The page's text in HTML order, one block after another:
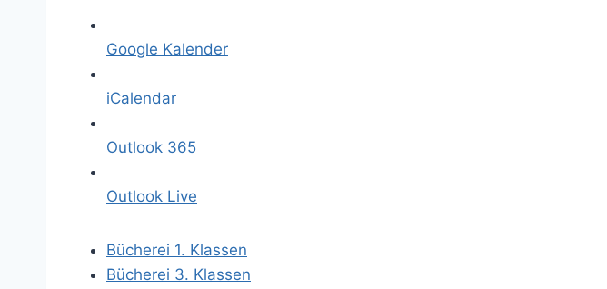
Google Kalender
iCalendar
Outlook 365
Outlook Live
Bücherei 1. Klassen
Bücherei 3. Klassen